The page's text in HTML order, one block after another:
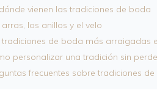
vienen las tradiciones de boda
arras, los anillos y el velo
tradiciones de boda más arraigadas
personalizar una tradición sin
frecuentes sobre tradiciones